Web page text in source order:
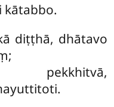
kātabbo.
diṭṭhā, dhātavo
pekkhitvā,